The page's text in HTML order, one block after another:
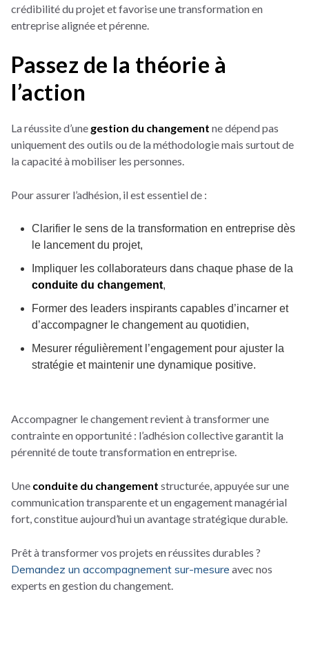
crédibilité du projet et favorise une transformation en
entreprise alignée et pérenne.
Passez de la théorie à
l’action
La réussite d’une gestion du changement ne dépend pas
uniquement des outils ou de la méthodologie mais surtout de
la capacité à mobiliser les personnes.
Pour assurer l’adhésion, il est essentiel de :
Clarifier le sens de la transformation en entreprise dès
le lancement du projet,
Impliquer les collaborateurs dans chaque phase de la
conduite du changement,
Former des leaders inspirants capables d’incarner et
d’accompagner le changement au quotidien,
Mesurer régulièrement l’engagement pour ajuster la
stratégie et maintenir une dynamique positive.
Accompagner le changement revient à transformer une
contrainte en opportunité : l’adhésion collective garantit la
pérennité de toute transformation en entreprise.
Une conduite du changement structurée, appuyée sur une
communication transparente et un engagement managérial
fort, constitue aujourd’hui un avantage stratégique durable.
Prêt à transformer vos projets en réussites durables ?
Demandez un accompagnement sur-mesure avec nos
experts en gestion du changement.